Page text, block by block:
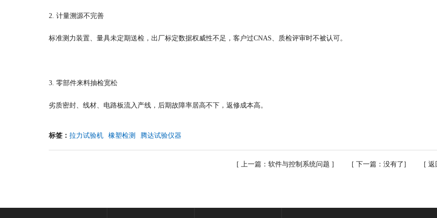
2. 计量溯源不完善
标准测力装置、量具未定期送检，出厂标定数据权威性不足，客户过CNAS、质检评审时不被认可。
3. 零部件来料抽检宽松
劣质密封、线材、电路板流入产线，后期故障率居高不下，返修成本高。
标签： 拉力试验机 橡塑检测 腾达试验仪器
[ 上一篇： 软件与控制系统问题 ] [ 下一篇：没有了] [ 返